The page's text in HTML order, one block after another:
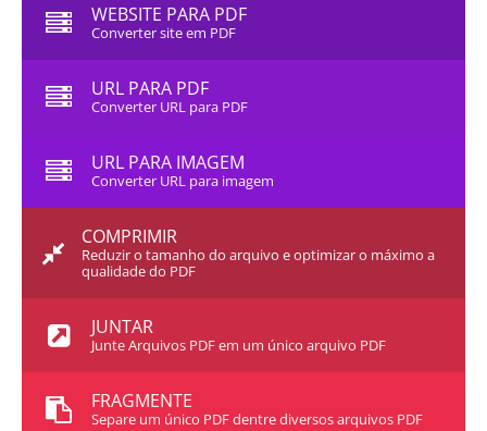
WEBSITE PARA PDF
Converter site em PDF
URL PARA PDF
Converter URL para PDF
URL PARA IMAGEM
Converter URL para imagem
COMPRIMIR
Reduzir o tamanho do arquivo e optimizar o máximo a
qualidade do PDF
JUNTAR
Junte Arquivos PDF em um único arquivo PDF
FRAGMENTE
Separe um único PDF dentre diversos arquivos PDF